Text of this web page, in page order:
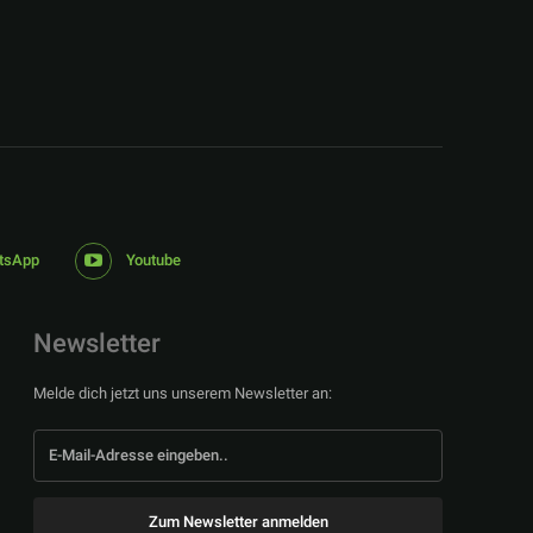
Youtube
Newsletter
Melde dich jetzt uns unserem Newsletter an:
Zum Newsletter anmelden